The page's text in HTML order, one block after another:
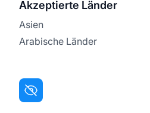
Akzeptierte Länder
Asien
Arabische Länder